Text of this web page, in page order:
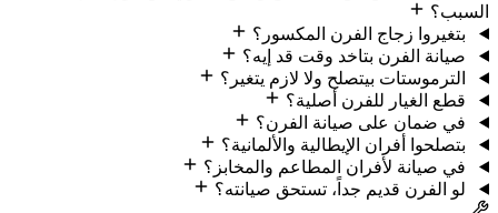
السبب؟
بتغيروا زجاج الفرن المكسور؟
صيانة الفرن بتاخد وقت قد إيه؟
الترموستات بيتصلح ولا لازم يتغير؟
قطع الغيار للفرن أصلية؟
في ضمان على صيانة الفرن؟
بتصلحوا أفران الإيطالية والألمانية؟
في صيانة لأفران المطاعم والمخابز؟
لو الفرن قديم جداً، تستحق صيانته؟